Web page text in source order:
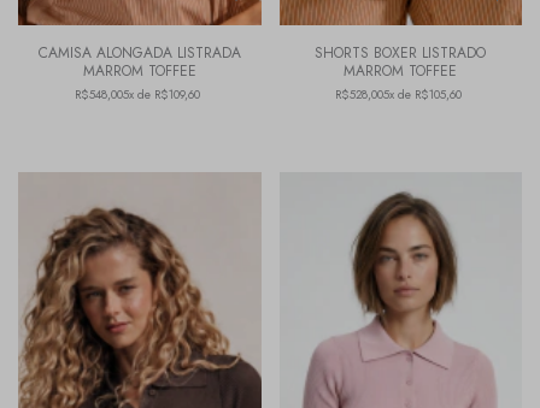
CAMISA ALONGADA LISTRADA
MARROM TOFFEE
R$548,005x de R$109,60
SHORTS BOXER LISTRADO
MARROM TOFFEE
R$528,005x de R$105,60